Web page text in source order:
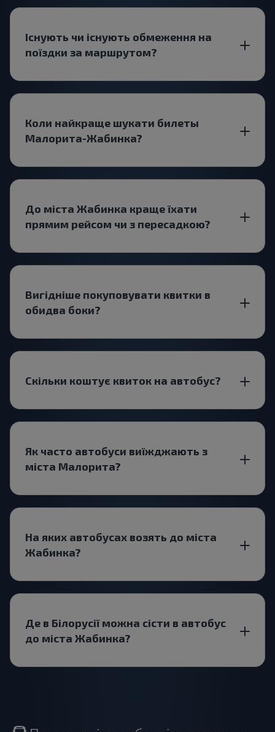
Існують чи існують обмеження на
поїздки за маршрутом?
Коли найкраще шукати билеты
Малорита-Жабинка?
До міста Жабинка краще їхати
прямим рейсом чи з пересадкою?
Вигідніше покуповувати квитки в
обидва боки?
Скільки коштує квиток на автобус?
Як часто автобуси виїжджають з
міста Малорита?
На яких автобусах возять до міста
Жабинка?
Де в Білорусії можна сісти в автобус
до міста Жабинка?